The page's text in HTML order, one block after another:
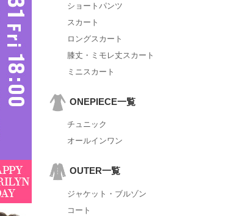
ショートパンツ
スカート
ロングスカート
膝丈・ミモレ丈スカート
ミニスカート
ONEPIECE一覧
チュニック
オールインワン
OUTER一覧
ジャケット・ブルゾン
コート